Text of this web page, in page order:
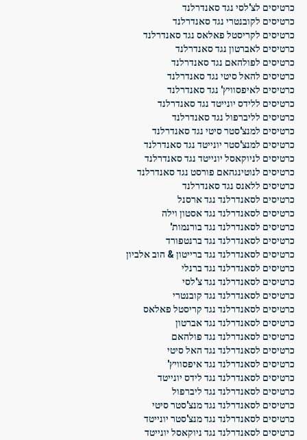
כרטיסים לצ'לסי נגד סאנדרלנד
כרטיסים לקובנטרי נגד סאנדרלנד
כרטיסים לקריסטל פאלאס נגד סאנדרלנד
כרטיסים לאברטון נגד סאנדרלנד
כרטיסים לפולהאם נגד סאנדרלנד
כרטיסים להאל סיטי נגד סאנדרלנד
כרטיסים לאיפסוויץ' נגד סאנדרלנד
כרטיסים ללידס יונייטד נגד סאנדרלנד
כרטיסים לליברפול נגד סאנדרלנד
כרטיסים למנצ'סטר סיטי נגד סאנדרלנד
כרטיסים למנצ'סטר יונייטד נגד סאנדרלנד
כרטיסים לניוקאסל יונייטד נגד סאנדרלנד
כרטיסים לנוטינגהאם פורסט נגד סאנדרלנד
כרטיסים ללאנס נגד סאנדרלנד
כרטיסים לסאנדרלנד נגד ארסנל
כרטיסים לסאנדרלנד נגד אסטון וילה
כרטיסים לסאנדרלנד נגד בורנמות'
כרטיסים לסאנדרלנד נגד ברנטפורד
כרטיסים לסאנדרלנד נגד ברייטון & הוב אלביון
כרטיסים לסאנדרלנד נגד ברנלי
כרטיסים לסאנדרלנד נגד צ'לסי
כרטיסים לסאנדרלנד נגד קובנטרי
כרטיסים לסאנדרלנד נגד קריסטל פאלאס
כרטיסים לסאנדרלנד נגד אברטון
כרטיסים לסאנדרלנד נגד פולהאם
כרטיסים לסאנדרלנד נגד האל סיטי
כרטיסים לסאנדרלנד נגד איפסוויץ'
כרטיסים לסאנדרלנד נגד לידס יונייטד
כרטיסים לסאנדרלנד נגד ליברפול
כרטיסים לסאנדרלנד נגד מנצ'סטר סיטי
כרטיסים לסאנדרלנד נגד מנצ'סטר יונייטד
כרטיסים לסאנדרלנד נגד ניוקאסל יונייטד